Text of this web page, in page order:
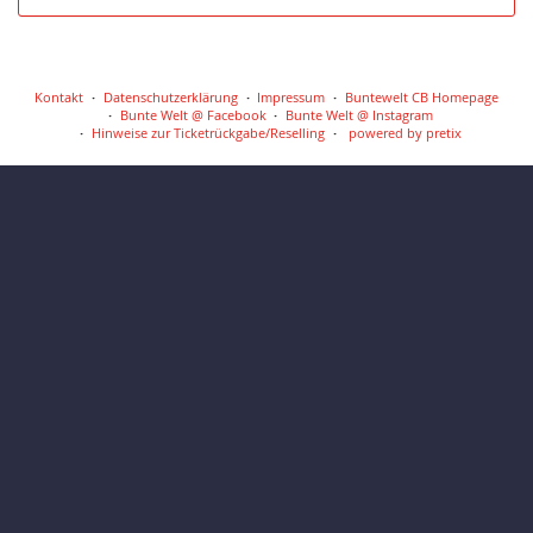
Kontakt Datenschutzerklärung Impressum
Buntewelt CB Homepage
Bunte Welt @ Facebook
Bunte Welt @ Instagram
Hinweise zur Ticketrückgabe/Reselling
powered by pretix